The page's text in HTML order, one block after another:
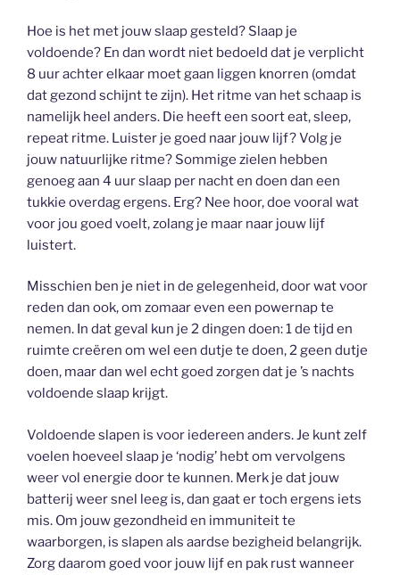
Hoe is het met jouw slaap gesteld? Slaap je
voldoende? En dan wordt niet bedoeld dat je verplicht
8 uur achter elkaar moet gaan liggen knorren (omdat
dat gezond schijnt te zijn). Het ritme van het schaap is
namelijk heel anders. Die heeft een soort eat, sleep,
repeat ritme. Luister je goed naar jouw lijf? Volg je
jouw natuurlijke ritme? Sommige zielen hebben
genoeg aan 4 uur slaap per nacht en doen dan een
tukkie overdag ergens. Erg? Nee hoor, doe vooral wat
voor jou goed voelt, zolang je maar naar jouw lijf
luistert.
Misschien ben je niet in de gelegenheid, door wat voor
reden dan ook, om zomaar even een powernap te
nemen. In dat geval kun je 2 dingen doen: 1 de tijd en
ruimte creëren om wel een dutje te doen, 2 geen dutje
doen, maar dan wel echt goed zorgen dat je ’s nachts
voldoende slaap krijgt.
Voldoende slapen is voor iedereen anders. Je kunt zelf
voelen hoeveel slaap je ‘nodig’ hebt om vervolgens
weer vol energie door te kunnen. Merk je dat jouw
batterij weer snel leeg is, dan gaat er toch ergens iets
mis. Om jouw gezondheid en immuniteit te
waarborgen, is slapen als aardse bezigheid belangrijk.
Zorg daarom goed voor jouw lijf en pak rust wanneer